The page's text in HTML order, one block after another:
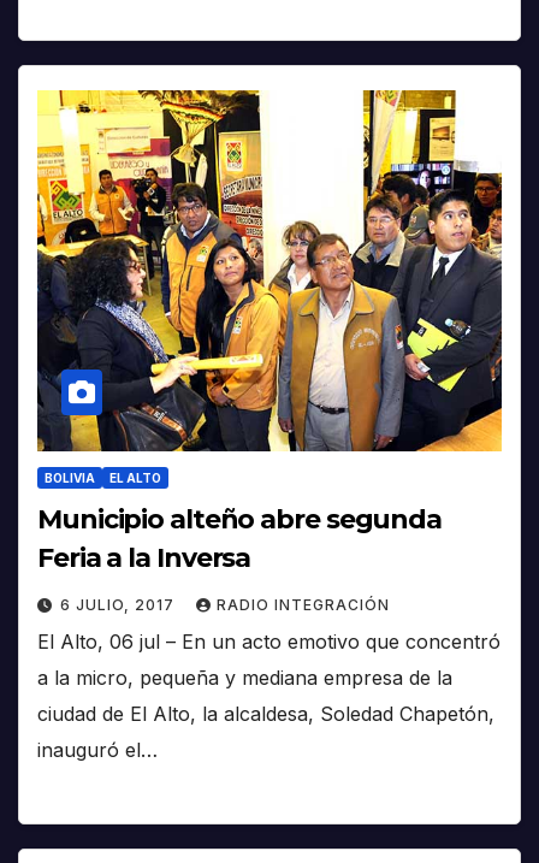
BOLIVIA EL ALTO
Municipio alteño abre segunda
Feria a la Inversa
6 JULIO, 2017 RADIO INTEGRACIÓN
El Alto, 06 jul – En un acto emotivo que concentró
a la micro, pequeña y mediana empresa de la
ciudad de El Alto, la alcaldesa, Soledad Chapetón,
inauguró el…